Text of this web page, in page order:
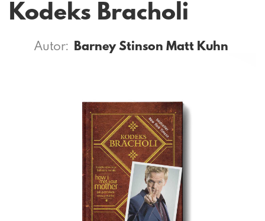
Kodeks Bracholi
Autor: Barney Stinson Matt Kuhn